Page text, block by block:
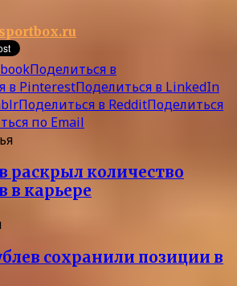
Поделиться в
в PinterestПоделиться в LinkedIn
Поделиться в RedditПоделиться
по Email
раскрыл количество
в карьере
сохранили позиции в